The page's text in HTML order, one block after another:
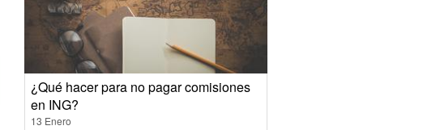
¿Qué hacer para no pagar comisiones
en ING?
13 Enero